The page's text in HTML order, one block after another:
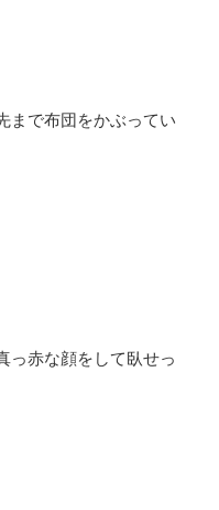
まで布団をかぶってい
っ赤な顔をして臥せっ